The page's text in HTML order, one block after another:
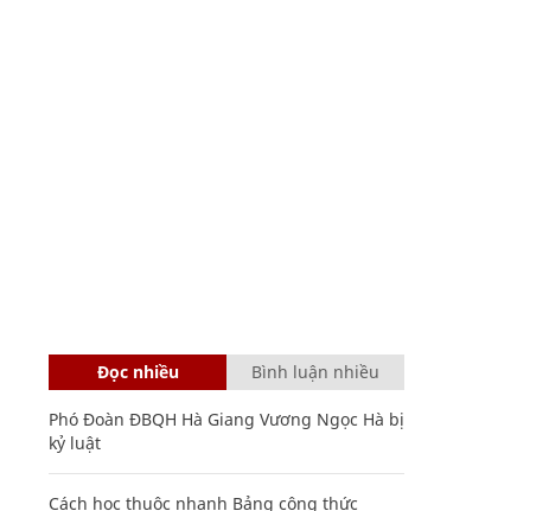
Đọc nhiều Bình luận nhiều
Phó Đoàn ĐBQH Hà Giang Vương Ngọc Hà bị
kỷ luật
Cách học thuộc nhanh Bảng công thức